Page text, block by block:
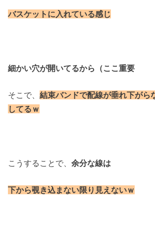
バスケットに入れている感じ
細かい穴が開いてるから（ここ重要
そこで、結束バンドで配線が垂れ下がら
してるｗ
こうすることで、余分な線は
下から覗き込まない限り見えないｗ